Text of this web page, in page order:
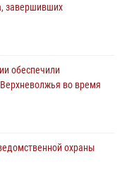
дороге в городе Кашин
завершивших
обеспечили
Верхневолжья во время
охраны